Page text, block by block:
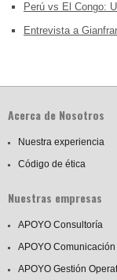
Perú vs El Congo:
Entrevista a
Acerca de Nosotros
Nuestra experiencia
Código de ética
Nuestras empresas
APOYO Consultoría
APOYO Comunicación
APOYO Gestión